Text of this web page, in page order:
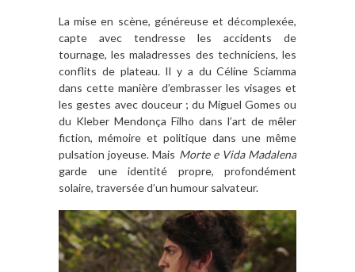
La mise en scène, généreuse et décomplexée,
capte avec tendresse les accidents de
tournage, les maladresses des techniciens, les
conflits de plateau. Il y a du Céline Sciamma
dans cette manière d’embrasser les visages et
les gestes avec douceur ; du Miguel Gomes ou
du Kleber Mendonça Filho dans l’art de mêler
fiction, mémoire et politique dans une même
pulsation joyeuse. Mais Morte e Vida Madalena
garde une identité propre, profondément
solaire, traversée d’un humour salvateur.